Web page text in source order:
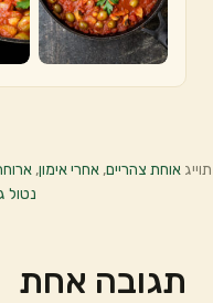
תוייגאוחת צהריים,אחרי אימון,
נטול
תגובה אחת